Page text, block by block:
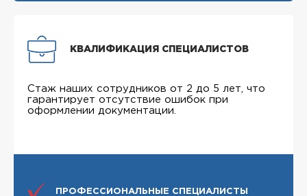
КВАЛИФИКАЦИЯ СПЕЦИАЛИСТОВ
Стаж наших сотрудников от 2 до 5 лет, что
гарантирует отсутствие ошибок при
оформлении документации.
ПРОФЕССИОНАЛЬНЫЕ СПЕЦИАЛИСТЫ